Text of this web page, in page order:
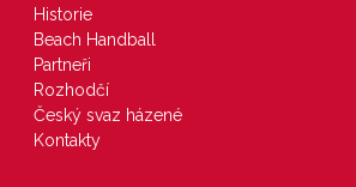
Historie
Beach Handball
Partneři
Rozhodčí
Český svaz házené
Kontakty